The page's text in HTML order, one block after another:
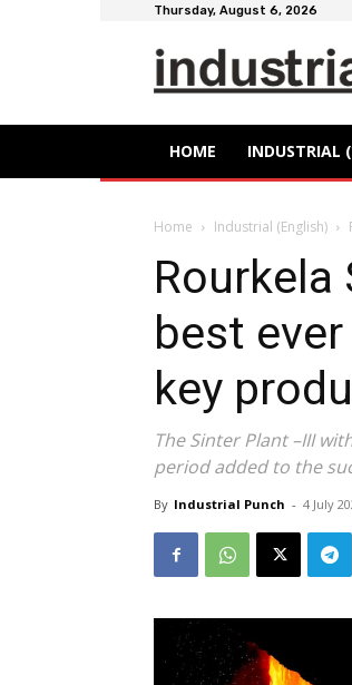
Thursday, August 6, 2026
HOME INDUSTRIAL
Home Industrial (English)
best
key
The Sinter Plant –III
period added to the
By Industrial Punch - 4 July